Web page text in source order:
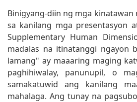
Binigyang-diin ng mga kinatawan
sa kanilang mga presentasyon
Supplementary Human
madalas na itinatanggi ngayon
lamang" ay maaaring maging
paghihiwalay, panunupil, o
samakatuwid ang kanilang
mahalaga. Ang tunay na